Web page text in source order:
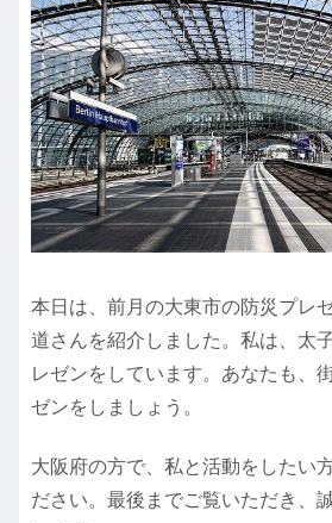
本日は、前月の大東市の防災プレ
道さんを紹介しました。私は、太
レゼンをしています。あなたも、
ゼンをしましょう。
大阪府の方で、私と活動をしたい
ださい。最後までご覧いただき、